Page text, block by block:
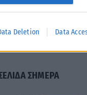
Deletion Data
ΣΗΜΕΡΑ